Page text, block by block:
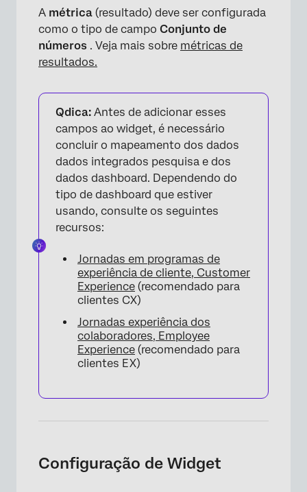
A métrica (resultado) deve ser configurada
como o tipo de campo Conjunto de
números . Veja mais sobre métricas de
resultados.
Qdica: Antes de adicionar esses
campos ao widget, é necessário
concluir o mapeamento dos dados
dados integrados pesquisa e dos
dados dashboard. Dependendo do
tipo de dashboard que estiver
usando, consulte os seguintes
recursos:
Jornadas em programas de
experiência de cliente, Customer
Experience (recomendado para
clientes CX)
Jornadas experiência dos
colaboradores, Employee
Experience (recomendado para
clientes EX)
Configuração de Widget